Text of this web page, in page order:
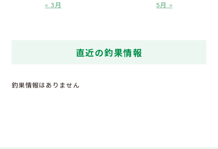
« 3月 5月 »
直近の釣果情報
釣果情報はありません